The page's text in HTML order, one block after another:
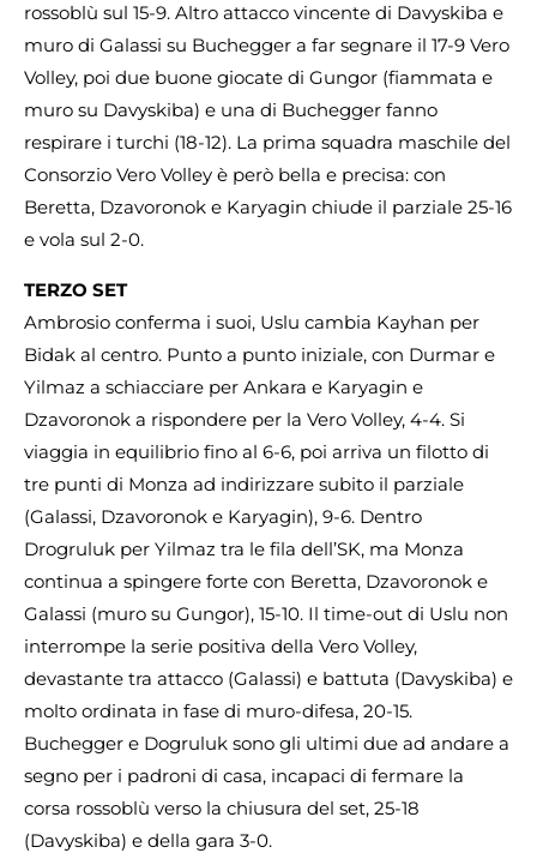
rossoblù sul 15-9. Altro attacco vincente di Davyskiba e
muro di Galassi su Buchegger a far segnare il 17-9 Vero
Volley, poi due buone giocate di Gungor (fiammata e
muro su Davyskiba) e una di Buchegger fanno
respirare i turchi (18-12). La prima squadra maschile del
Consorzio Vero Volley è però bella e precisa: con
Beretta, Dzavoronok e Karyagin chiude il parziale 25-16
e vola sul 2-0.
TERZO SET
Ambrosio conferma i suoi, Uslu cambia Kayhan per
Bidak al centro. Punto a punto iniziale, con Durmar e
Yilmaz a schiacciare per Ankara e Karyagin e
Dzavoronok a rispondere per la Vero Volley, 4-4. Si
viaggia in equilibrio fino al 6-6, poi arriva un filotto di
tre punti di Monza ad indirizzare subito il parziale
(Galassi, Dzavoronok e Karyagin), 9-6. Dentro
Drogruluk per Yilmaz tra le fila dell’SK, ma Monza
continua a spingere forte con Beretta, Dzavoronok e
Galassi (muro su Gungor), 15-10. Il time-out di Uslu non
interrompe la serie positiva della Vero Volley,
devastante tra attacco (Galassi) e battuta (Davyskiba) e
molto ordinata in fase di muro-difesa, 20-15.
Buchegger e Dogruluk sono gli ultimi due ad andare a
segno per i padroni di casa, incapaci di fermare la
corsa rossoblù verso la chiusura del set, 25-18
(Davyskiba) e della gara 3-0.